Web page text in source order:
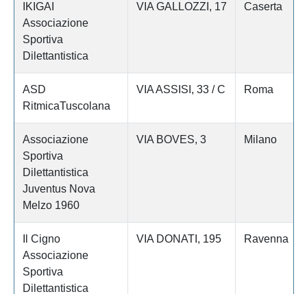
IKIGAI
Associazione
Sportiva
Dilettantistica
VIA GALLOZZI, 17 Caserta
ASD
RitmicaTuscolana
VIA ASSISI, 33 / C Roma
Associazione
Sportiva
Dilettantistica
Juventus Nova
Melzo 1960
VIA BOVES, 3 Milano
Il Cigno
Associazione
Sportiva
Dilettantistica
VIA DONATI, 195 Ravenna